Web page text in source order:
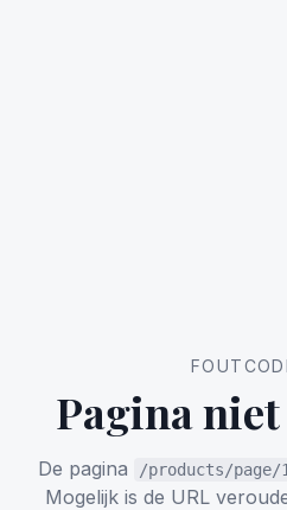
Pagina
De pagina /products/page/
Mogelijk is de URL